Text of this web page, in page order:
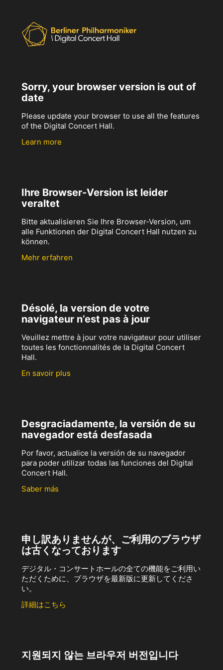
Sorry, your browser version is out of
date
Please update your browser to use all the features
of the Digital Concert Hall.
Learn more
Ihre Browser-Version ist leider
veraltet
Bitte aktualisieren Sie Ihre Browser-Version, um
alle Funktionen der Digital Concert Hall nutzen zu
können.
Mehr erfahren
Désolé, la version de votre
navigateur n’est pas à jour
Veuillez mettre à jour votre navigateur pour utiliser
toutes les fonctionnalités de la Digital Concert
Hall.
En savoir plus
Desgraciadamente, la versión de su
navegador está desfasada
Por favor, actualice la versión de su navegador
para poder utilizar todas las funciones del Digital
Concert Hall.
Saber más
申し訳ありませんが、ご利用のブラウザ
は古くなっております
デジタル・コンサートホールの全ての機能をご利用い
ただくために、ブラウザを最新版に更新してくださ
い。
詳細はこちら
지원되지 않는 브라우저 버전입니다